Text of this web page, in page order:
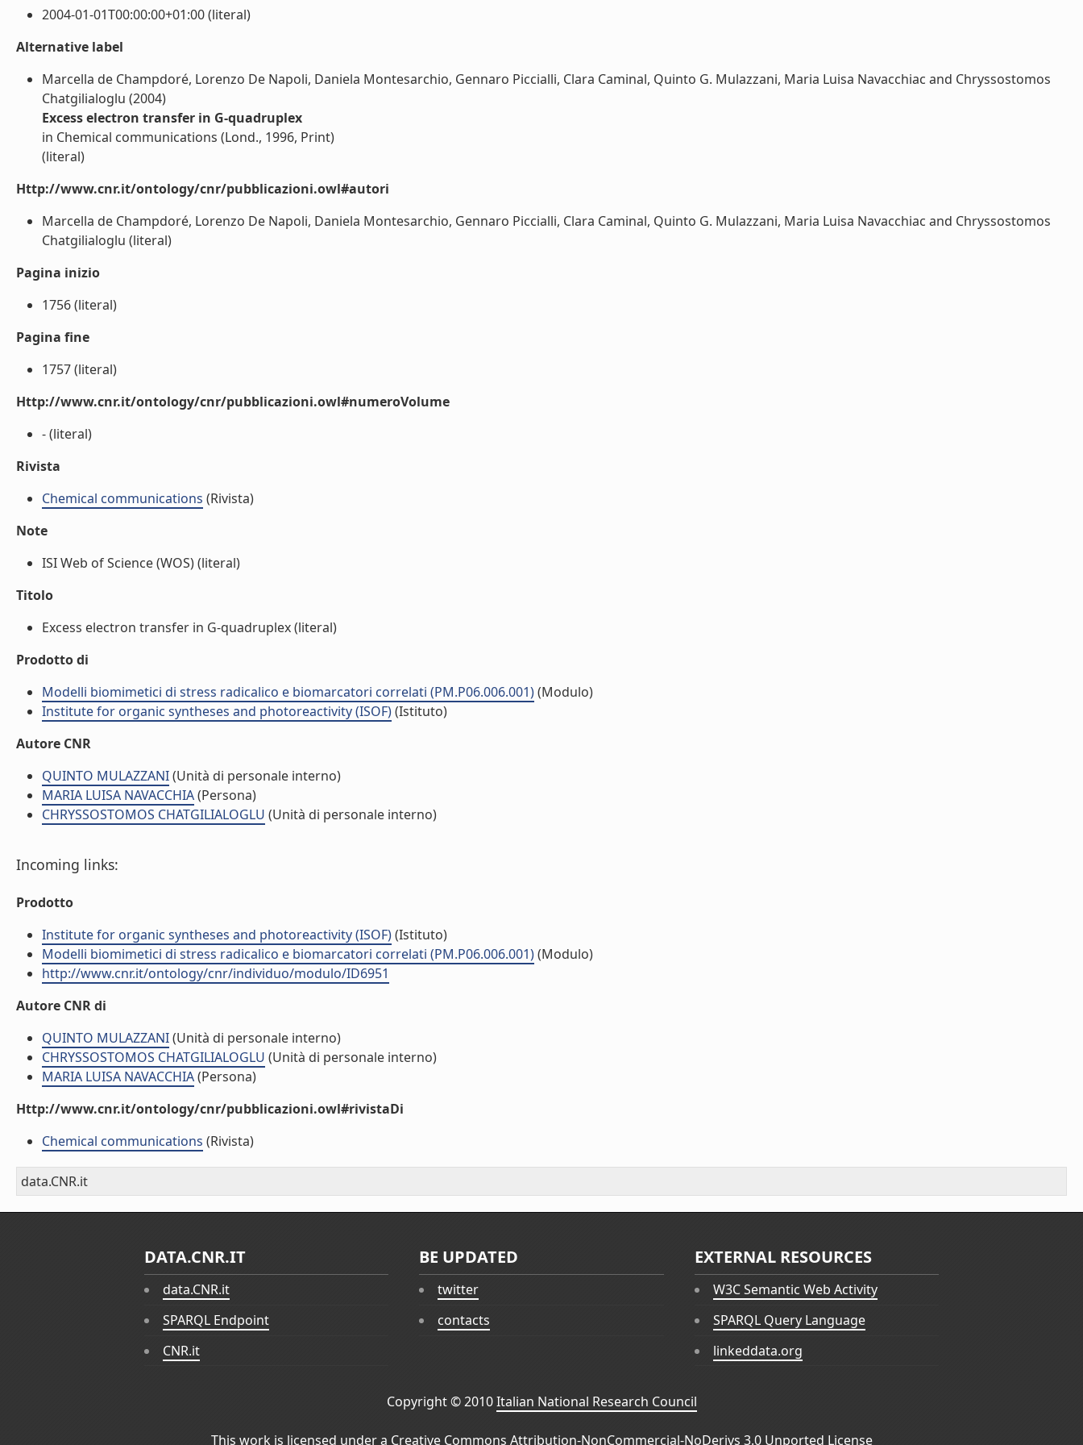
2004-01-01T00:00:00+01:00 (literal)
Alternative label
Marcella de Champdoré, Lorenzo De Napoli, Daniela Montesarchio, Gennaro Piccialli, Clara Caminal, Quinto G. Mulazzani, Maria Luisa Navacchiac and Chryssostomos
Chatgilialoglu (2004)
Excess electron transfer in G-quadruplex
in Chemical communications (Lond., 1996, Print)
(literal)
Http://www.cnr.it/ontology/cnr/pubblicazioni.owl#autori
Marcella de Champdoré, Lorenzo De Napoli, Daniela Montesarchio, Gennaro Piccialli, Clara Caminal, Quinto G. Mulazzani, Maria Luisa Navacchiac and Chryssostomos
Chatgilialoglu (literal)
Pagina inizio
1756 (literal)
Pagina fine
1757 (literal)
Http://www.cnr.it/ontology/cnr/pubblicazioni.owl#numeroVolume
- (literal)
Rivista
Chemical communications (Rivista)
Note
ISI Web of Science (WOS) (literal)
Titolo
Excess electron transfer in G-quadruplex (literal)
Prodotto di
Modelli biomimetici di stress radicalico e biomarcatori correlati (PM.P06.006.001)(Modulo)
Institute for organic syntheses and photoreactivity (ISOF)(Istituto)
Autore CNR
QUINTO MULAZZANI(Unità di personale interno)
MARIA LUISA NAVACCHIA(Persona)
CHRYSSOSTOMOS CHATGILIALOGLU (Unità di personale interno)
Incoming links:
Prodotto
Institute for organic syntheses and photoreactivity (ISOF)(Istituto)
Modelli biomimetici di stress radicalico e biomarcatori correlati (PM.P06.006.001)(Modulo)
http://www.cnr.it/ontology/cnr/individuo/modulo/ID6951
Autore CNR di
QUINTO MULAZZANI(Unità di personale interno)
CHRYSSOSTOMOS CHATGILIALOGLU (Unità di personale interno)
MARIA LUISA NAVACCHIA(Persona)
Http://www.cnr.it/ontology/cnr/pubblicazioni.owl#rivistaDi
Chemical communications (Rivista)
data.CNR.it
DATA.CNR.IT
data.CNR.it
SPARQL Endpoint
CNR.it
BE UPDATED
twitter
contacts
EXTERNAL RESOURCES
W3C Semantic Web Activity
SPARQL Query Language
linkeddata.org
Copyright © 2010Italian National Research Council
This work is licensed under a Creative Commons Attribution-NonCommercial-NoDerivs 3.0 Unported License